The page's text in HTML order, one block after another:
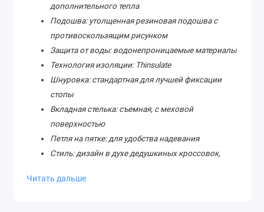
дополнительного тепла
Подошва: утолщенная резиновая подошва с
противоскользящим рисунком
Защита от воды: водонепроницаемые материалы
Технология изоляции: Thinsulate
Шнуровка: стандартная для лучшей фиксации
стопы
Вкладная стелька: съемная, с меховой
поверхностью
Петля на пятке: для удобства надевания
Стиль: дизайн в духе дедушкиных кроссовок,
Амортизация: встроенные технологии для
Читать дальше